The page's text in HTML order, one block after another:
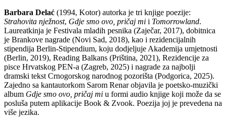
Barbara Delać (1994, Kotor) autorka je tri knjige poezije:
Strahovita nježnost, Gdje smo ovo, pričaj mi i Tomorrowland.
Laureatkinja je Festivala mladih pesnika (Zaječar, 2017), dobitnica
je Brankove nagrade (Novi Sad, 2018), kao i rezidencijalnih
stipendija Berlin-Stipendium, koju dodjeljuje Akademija umjetnosti
(Berlin, 2019), Reading Balkans (Priština, 2021), Rezidencije za
pisce Hrvatskog PEN-a (Zagreb, 2025) i nagrade za najbolji
dramski tekst Crnogorskog narodnog pozorišta (Podgorica, 2025).
Zajedno sa kantautorkom Sarom Renar objavila je poetsko-muzički
album Gdje smo ovo, pričaj mi u formi audio knjige koji može da se
posluša putem aplikacije Book & Zvook. Poezija joj je prevedena na
više jezika.